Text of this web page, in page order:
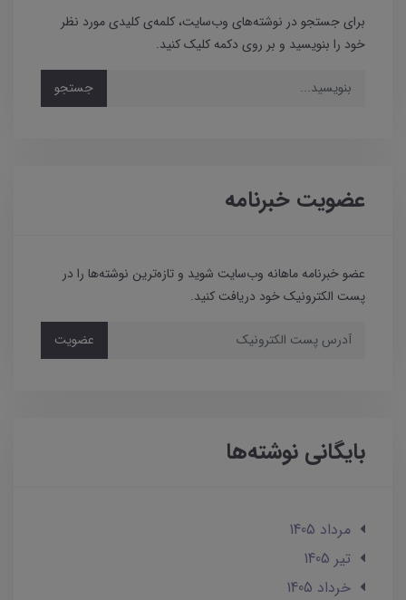
برای جستجو در نوشته‌های وب‌سایت، کلمه‌ی کلیدی مورد نظر
خود را بنویسید و بر روی دکمه کلیک کنید.
جستجو
عضویت خبرنامه
عضو خبرنامه ماهانه وب‌سایت شوید و تازه‌ترین نوشته‌ها را در
پست الکترونیک خود دریافت کنید.
عضویت
بایگانی نوشته‌ها
مرداد 1405
تير 1405
خرداد 1405